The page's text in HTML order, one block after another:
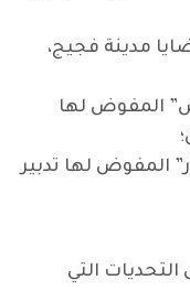
مدينة فجيج،
المفوض لها
المفوض لها تدبير
التي